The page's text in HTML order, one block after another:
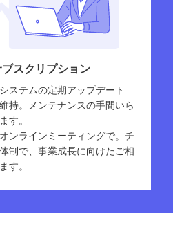
スクリプション
ステムの定期アップデート
持。メンテナンスの手間いら
す。
ンラインミーティングで。チ
制で、事業成長に向けたご相
す。